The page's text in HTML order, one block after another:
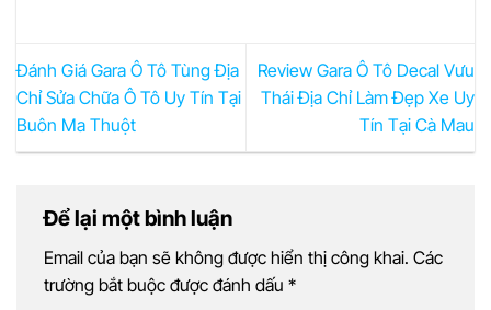
Đánh Giá Gara Ô Tô Tùng Địa
Chỉ Sửa Chữa Ô Tô Uy Tín Tại
Buôn Ma Thuột
Review Gara Ô Tô Decal Vưu
Thái Địa Chỉ Làm Đẹp Xe Uy
Tín Tại Cà Mau
Để lại một bình luận
Email của bạn sẽ không được hiển thị công khai. Các
trường bắt buộc được đánh dấu *